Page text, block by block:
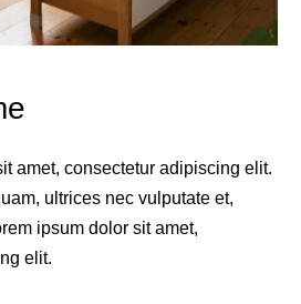
amet, consectetur adipiscing elit.
ultrices nec vulputate et,
ipsum dolor sit amet,
elit.